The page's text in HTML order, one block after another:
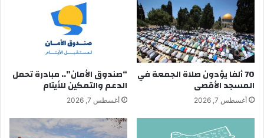
70 ألفا يؤدون صلاة الجمعة في
المسجد الأقصى
أغسطس 7, 2026
“صندوق الأمان”.. مبادرة تحمل
الدعم والتمكين للأيتام
أغسطس 7, 2026